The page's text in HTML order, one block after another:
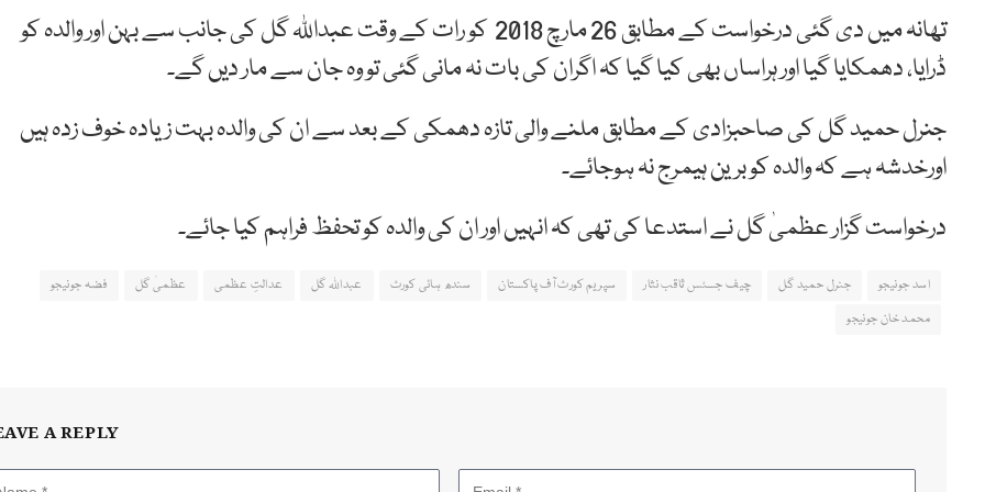
تھانہ میں دی گئی درخواست کے مطابق 26 مارچ 2018 کو رات کے وقت عبداللہ گل کی جانب سے بہن اور والدہ کو
ڈرایا، دھمکایا گیا اور ہراساں بھی کیا گیا کہ اگران کی بات نہ مانی گئی تو وہ جان سے مار دیں گے۔
جنرل حمید گل کی صاحبزادی کے مطابق ملنے والی تازہ دھمکی کے بعد سے ان کی والدہ بہت زیادہ خوف زدہ ہیں
اورخدشہ ہے کہ والدہ کو برین ہیمرج نہ ہوجائے۔
درخواست گزار عظمیٰ گل نے استدعا کی تھی کہ انہیں اور ان کی والدہ کو تحفظ فراہم کیا جائے۔
اسد جونیجو جنرل حمید گل چیف جسٹس ثاقب نثار سپریم کورٹ آف پاکستان سندھ ہائی کورٹ عبداللہ گل عدالتِ عظمی عظمیٰ گل
فضہ جونیجو
محمد خان جونیجو
A REPLY